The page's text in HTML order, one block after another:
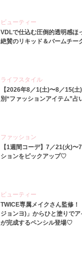
ビューティー
VDLで仕込む圧倒的透明感
絶賛のリキッド＆バームチー
ライフスタイル
【2026年8／1(土)〜8／15(
別“ファッションアイテム”
ファッション
【1週間コーデ】7／21(火)〜
ションをピックアップ♡
ビューティー
TWICE専属メイクさん監修
ジョンヨ)」からひと塗りで
が完成するペンシル登場♡